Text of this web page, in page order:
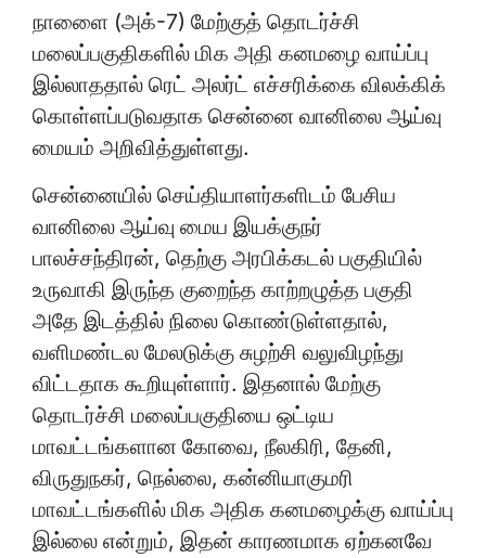
நாளைை (அக்-7) மேற்குத் தொடர்ச்சி
மலைப்பகுதிகளில் மிக அதி கனமழை வாய்ப்பு
இல்லாததால் ரெட் அலர்ட் எச்சரிக்கை விலக்கிக்
கொள்ளப்படுவதாக சென்னை வானிலை ஆய்வு
மையம் அறிவித்துள்ளது.
சென்னையில் செய்தியாளர்களிடம் பேசிய
வானிலை ஆய்வு மைய இயக்குநர்
பாலச்சந்திரன், தெற்கு அரபிக்கடல் பகுதியில்
உருவாகி இருந்த குறைந்த காற்றழுத்த பகுதி
அதே இடத்தில் நிலை கொண்டுள்ளதால்,
வளிமண்டல மேலடுக்கு சுழற்சி வலுவிழந்து
விட்டதாக கூறியுள்ளார். இதனால் மேற்கு
தொடர்ச்சி மலைப்பகுதியை ஒட்டிய
மாவட்டங்களான கோவை, நீலகிரி, தேனி,
விருதுநகர், நெல்லை, கன்னியாகுமரி
மாவட்டங்களில் மிக அதிக கனமழைக்கு வாய்ப்பு
இல்லை என்றும், இதன் காரணமாக ஏற்கனவே